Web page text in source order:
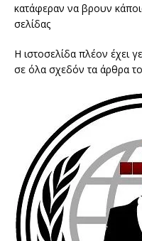
κατάφεραν να βρουν
σελίδας
Η ιστοσελίδα πλέον έχει
σε όλα σχεδόν τα άρθρα